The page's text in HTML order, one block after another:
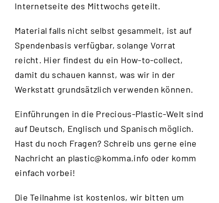
Internetseite des Mittwochs geteilt.
Material falls nicht selbst gesammelt, ist auf
Spendenbasis verfügbar, solange Vorrat
reicht. Hier findest du ein How-to-collect,
damit du schauen kannst, was wir in der
Werkstatt grundsätzlich verwenden können.
Einführungen in die Precious-Plastic-Welt sind
auf Deutsch, Englisch und Spanisch möglich.
Hast du noch Fragen? Schreib uns gerne eine
Nachricht an plastic@komma.info oder komm
einfach vorbei!
Die Teilnahme ist kostenlos, wir bitten um